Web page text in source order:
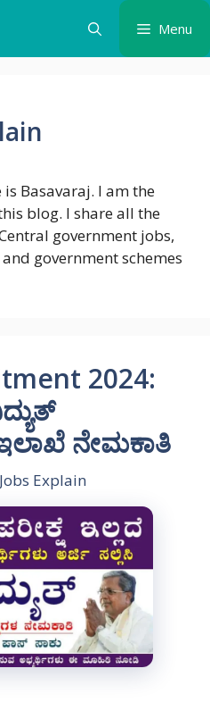
Menu
Basavaraj. I am the
blog. I share all the
government jobs,
government schemes
2024:
ನೇಮಕಾತಿ
Jobs Explain